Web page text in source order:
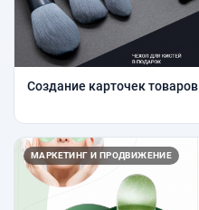
Создание карточек товаров
МАРКЕТИНГ И ПРОДВИЖЕНИЕ